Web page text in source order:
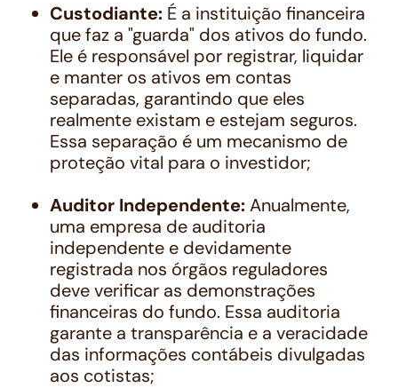
Custodiante: É a instituição financeira
que faz a "guarda" dos ativos do fundo.
Ele é responsável por registrar, liquidar
e manter os ativos em contas
separadas, garantindo que eles
realmente existam e estejam seguros.
Essa separação é um mecanismo de
proteção vital para o investidor;
Auditor Independente:Anualmente,
uma empresa de auditoria
independente e devidamente
registrada nos órgãos reguladores
deve verificar as demonstrações
financeiras do fundo. Essa auditoria
garante a transparência e a veracidade
das informações contábeis divulgadas
aos cotistas;